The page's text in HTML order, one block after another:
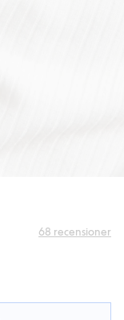
68 recensioner